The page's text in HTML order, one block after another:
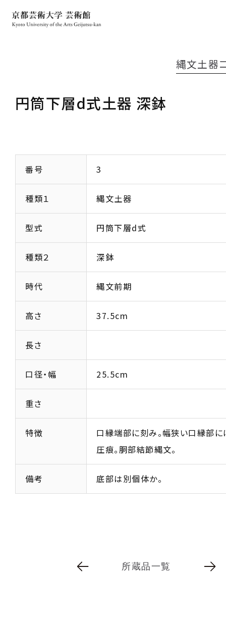
円筒下層d式土器 深鉢
縄文土器
番号 3
種類１ 縄文土器
型式 円筒下層d式
種類２ 深鉢
時代 縄文前期
高さ 37.5cm
長さ
口径・幅 25.5cm
重さ
特徴
口縁端部に刻み。幅狭い口縁部
圧痕。胴部結節縄文。
備考 底部は別個体か。
所蔵品一覧